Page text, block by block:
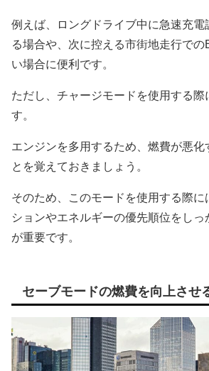
例えば、ロングドライブ中に急速充電
る場合や、次に控える市街地走行での
い場合に便利です。
ただし、チャージモードを使用する際
す。
エンジンを多用するため、燃費が悪化
とを覚えておきましょう。
そのため、このモードを使用する際に
ションやエネルギーの優先順位をしっ
が重要です。
セーブモードの燃費を向上させ